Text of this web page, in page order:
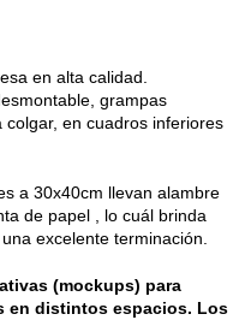
en alta calidad.
grampas
en cuadros inferiores
a 30x40cm llevan alambre
de papel , lo cuál brinda
excelente terminación.
(mockups) para
en distintos espacios. Los